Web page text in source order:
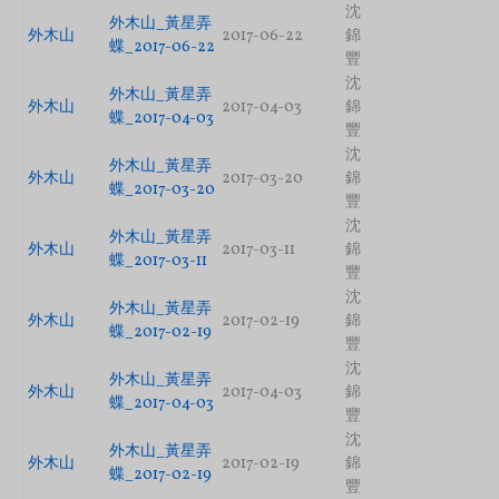
外木山
外木山_黃星弄
蝶_2017-06-22
2017-06-22
沈
錦
豐
外木山
外木山_黃星弄
蝶_2017-04-03
2017-04-03
沈
錦
豐
外木山
外木山_黃星弄
蝶_2017-03-20
2017-03-20
沈
錦
豐
外木山
外木山_黃星弄
蝶_2017-03-11
2017-03-11
沈
錦
豐
外木山
外木山_黃星弄
蝶_2017-02-19
2017-02-19
沈
錦
豐
外木山
外木山_黃星弄
蝶_2017-04-03
2017-04-03
沈
錦
豐
外木山
外木山_黃星弄
蝶_2017-02-19
2017-02-19
沈
錦
豐